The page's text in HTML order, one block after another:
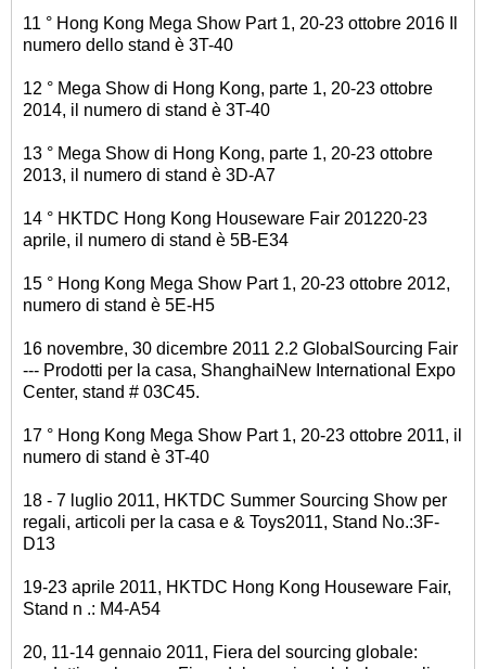
11 ° Hong Kong Mega Show Part 1, 20-23 ottobre 2016 Il
numero dello stand è 3T-40
12 ° Mega Show di Hong Kong, parte 1, 20-23 ottobre
2014, il numero di stand è 3T-40
13 ° Mega Show di Hong Kong, parte 1, 20-23 ottobre
2013, il numero di stand è 3D-A7
14 ° HKTDC Hong Kong Houseware Fair 201220-23
aprile, il numero di stand è 5B-E34
15 ° Hong Kong Mega Show Part 1, 20-23 ottobre 2012,
numero di stand è 5E-H5
16 novembre, 30 dicembre 2011 2.2 GlobalSourcing Fair
--- Prodotti per la casa, ShanghaiNew International Expo
Center, stand # 03C45.
17 ° Hong Kong Mega Show Part 1, 20-23 ottobre 2011, il
numero di stand è 3T-40
18 - 7 luglio 2011, HKTDC Summer Sourcing Show per
regali, articoli per la casa e & Toys2011, Stand No.:3F-
D13
19-23 aprile 2011, HKTDC Hong Kong Houseware Fair,
Stand n .: M4-A54
20, 11-14 gennaio 2011, Fiera del sourcing globale: